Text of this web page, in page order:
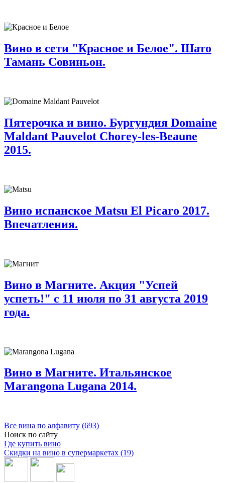
Вино в сети "Красное и Белое". Шато
Тамань Совиньон.
Пятерочка и вино. Бургундия Domaine
Maldant Pauvelot Chorey-les-Beaune
2015.
Вино испанское Matsu El Picaro 2017.
Впечатления.
Вино в Магните. Акция "Успей
успеть!" с 11 июля по 31 августа 2019
года.
Вино в Магните. Итальянское
Marangona Lugana 2014.
Все вина по алфавиту (693)
Поиск по сайту
Где купить вино
Скидки на вино в супермаркетах (19)